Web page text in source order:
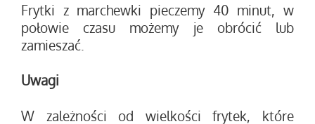
Frytki z marchewki pieczemy 40 minut, w
połowie czasu możemy je obrócić lub
zamieszać.
Uwagi
W zależności od wielkości frytek, które